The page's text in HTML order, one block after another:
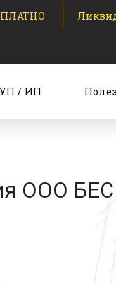
/ ИП
ООО